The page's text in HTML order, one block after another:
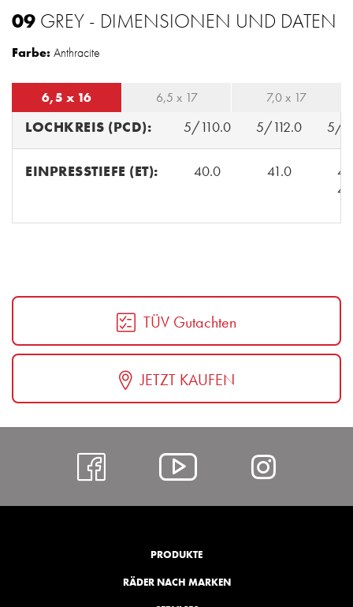
09 GREY - DIMENSIONEN UND DATEN
Farbe: Anthracite
6,5 x 16 6,5 x 17 7,0 x 17
LOCHKREIS (PCD): 5/110.0 5/112.0 5/
EINPRESSTIEFE (ET): 40.0 41.0
TÜV Gutachten
JETZT KAUFEN
https://Alcar
PRODUKTE
RÄDER NACH MARKEN